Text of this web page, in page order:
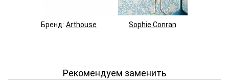
Бренд: Arthouse Sophie Conran
Рекомендуем заменить